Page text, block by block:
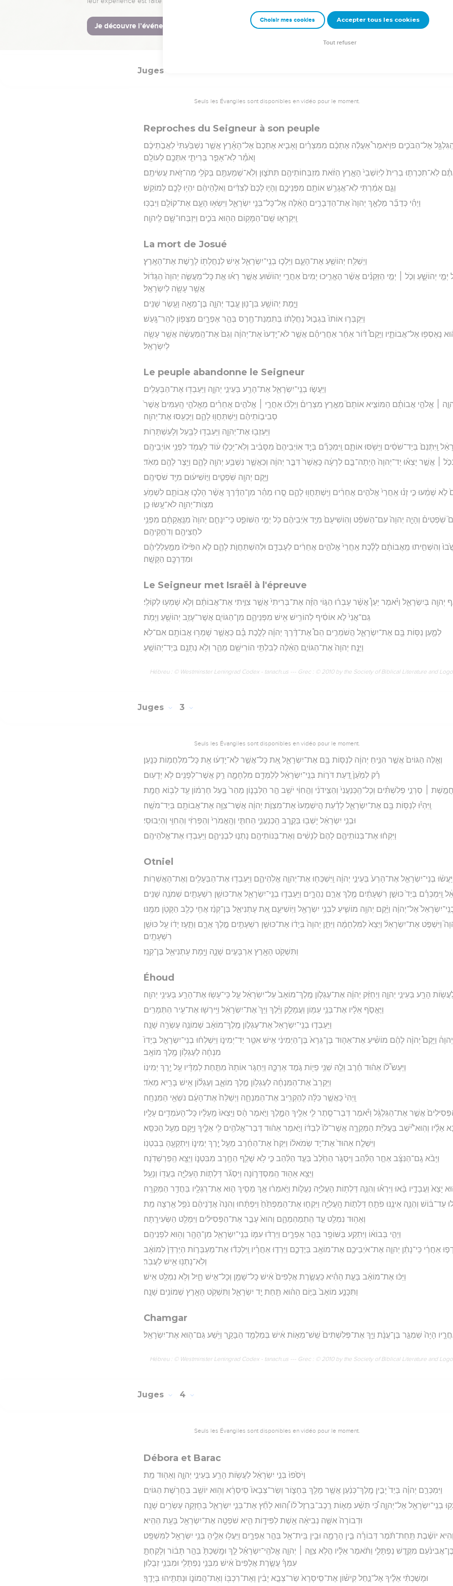
וּגְבוּל֙ הָאֱמֹרִ֔י מִֽמַּעֲלֵ֖ה עַקְרַבִּ֑ים מֵהַסֶּ֖לַע וָמָֽעְלָה׃
Hébreu : © Westminster Leningrad Codex - tanach.us --- Grec : © 2010 by the Society of Biblical Literature and
Juges
Seuls les Évangiles sont disponibles en vidéo pour le moment.
Reproches du Seigneur à son peuple
אֶל־הַבֹּכִ֑ים פוַיֹּאמֶר֩ אַעֲלֶ֨ה אֶתְכֶ֜ם מִמִּצְרַ֗יִם וָאָבִ֤יא אֶתְכֶם֙ אֶל־הָאָ֗רֶץ אֲשֶׁ֤ר נִשְׁבַּ֙עְתִּי֙ לַאֲבֹ֣תֵיכֶ֔ם
וָאֹמַ֕ר לֹֽא־אָפֵ֧ר בְּרִיתִ֛י אִתְּכֶ֖ם לְעוֹלָֽם׃
לֹֽא־תִכְרְת֤וּ בְרִית֙ לְיֽוֹשְׁבֵי֙ הָאָ֣רֶץ הַזֹּ֔את מִזְבְּחוֹתֵיהֶ֖ם תִּתֹּצ֑וּן וְלֹֽא־שְׁמַעְתֶּ֥ם בְּקֹלִ֖י מַה־זֹּ֥את עֲשִׂיתֶֽם׃
וְגַ֣ם אָמַ֔רְתִּי לֹֽא־אֲגָרֵ֥שׁ אוֹתָ֖ם מִפְּנֵיכֶ֑ם וְהָי֤וּ לָכֶם֙ לְצִדִּ֔ים וֵאלֹ֣הֵיהֶ֔ם יִהְי֥וּ לָכֶ֖ם לְמוֹקֵֽשׁ׃
וַיְהִ֗י כְּדַבֵּ֞ר מַלְאַ֤ךְ יְהוָה֙ אֶת־הַדְּבָרִ֣ים הָאֵ֔לֶּה אֶֽל־כָּל־בְּנֵ֖י יִשְׂרָאֵ֑ל וַיִּשְׂא֥וּ הָעָ֛ם אֶת־קוֹלָ֖ם וַיִּבְכּֽוּ׃
וַֽיִּקְרְא֛וּ שֵֽׁם־הַמָּק֥וֹם הַה֖וּא בֹּכִ֑ים וַיִּזְבְּחוּ־שָׁ֖ם לַֽיהוָֽה׃
La mort de Josué
וַיְשַׁלַּ֥ח יְהוֹשֻׁ֖עַ אֶת־הָעָ֑ם וַיֵּלְכ֧וּ בְנֵֽי־יִשְׂרָאֵ֛ל אִ֥ישׁ לְנַחֲלָת֖וֹ לָרֶ֥שֶׁת אֶת־הָאָֽרֶץ׃
יְמֵ֣י יְהוֹשֻׁ֑עַ וְכֹ֣ל ׀ יְמֵ֣י הַזְּקֵנִ֗ים אֲשֶׁ֨ר הֶאֱרִ֤יכוּ יָמִים֙ אַחֲרֵ֣י יְהוֹשׁ֔וּעַ אֲשֶׁ֣ר רָא֗וּ אֵ֣ת כָּל־מַעֲשֵׂ֤ה יְהוָה֙ הַגָּד֔וֹל
אֲשֶׁ֥ר עָשָׂ֖ה לְיִשְׂרָאֵֽל׃
וַיָּ֛מָת יְהוֹשֻׁ֥עַ בִּן־נ֖וּן עֶ֣בֶד יְהוָ֑ה בֶּן־מֵאָ֥ה וָעֶ֖שֶׂר שָׁנִֽים׃
וַיִּקְבְּר֤וּ אוֹתוֹ֙ בִּגְב֣וּל נַחֲלָת֔וֹ בְּתִמְנַת־חֶ֖רֶס בְּהַ֣ר אֶפְרָ֑יִם מִצְּפ֖וֹן לְהַר־גָּֽעַשׁ׃
נֶאֶסְפ֖וּ אֶל־אֲבוֹתָ֑יו וַיָּקָם֩ דּ֨וֹר אַחֵ֜ר אַחֲרֵיהֶ֗ם אֲשֶׁ֤ר לֹא־יָֽדְעוּ֙ אֶת־יְהוָ֔ה וְגַם֙ אֶת־הַֽמַּעֲשֶׂ֔ה אֲשֶׁ֥ר עָשָׂ֖ה
לְיִשְׂרָאֵֽל׃
Le peuple abandonne le Seigneur
וַיַּעֲשׂ֧וּ בְנֵֽי־יִשְׂרָאֵ֛ל אֶת־הָרַ֖ע בְּעֵינֵ֣י יְהוָ֑ה וַיַּעַבְד֖וּ אֶת־הַבְּעָלִֽים׃
׀ אֱלֹהֵ֣י אֲבוֹתָ֗ם הַמּוֹצִ֣יא אוֹתָם֮ מֵאֶ֣רֶץ מִצְרַיִם֒ וַיֵּלְכ֞וּ אַחֲרֵ֣י ׀ אֱלֹהִ֣ים אֲחֵרִ֗ים מֵאֱלֹהֵ֤י הָֽעַמִּים֙ אֲשֶׁר֙
סְבִיב֣וֹתֵיהֶ֔ם וַיִּֽשְׁתַּחֲו֖וּ לָהֶ֑ם וַיַּכְעִ֖סוּ אֶת־יְהוָֽה׃
וַיַּעַזְב֖וּ אֶת־יְהוָ֑ה וַיַּעַבְד֥וּ לַבַּ֖עַל וְלָעַשְׁתָּרֽוֹת׃
וַֽיִּתְּנֵם֙ בְּיַד־שֹׁסִ֔ים וַיָּשֹׁ֖סּוּ אוֹתָ֑ם וַֽיִּמְכְּרֵ֞ם בְּיַ֤ד אֽוֹיְבֵיהֶם֙ מִסָּבִ֔יב וְלֹֽא־יָכְל֣וּ ע֔וֹד לַעֲמֹ֖ד לִפְנֵ֥י אוֹיְבֵיהֶֽם׃
׀ אֲשֶׁ֣ר יָצְא֗וּ יַד־יְהוָה֙ הָיְתָה־בָּ֣ם לְרָעָ֔ה כַּֽאֲשֶׁר֙ דִּבֶּ֣ר יְהוָ֔ה וְכַאֲשֶׁ֛ר נִשְׁבַּ֥ע יְהוָ֖ה לָהֶ֑ם וַיֵּ֥צֶר לָהֶ֖ם מְאֹֽד׃
וַיָּ֥קֶם יְהוָ֖ה שֹֽׁפְטִ֑ים וַיּ֣וֹשִׁיע֔וּם מִיַּ֖ד שֹׁסֵיהֶֽם׃
לֹ֣א שָׁמֵ֔עוּ כִּ֣י זָנ֗וּ אַֽחֲרֵי֙ אֱלֹהִ֣ים אֲחֵרִ֔ים וַיִּֽשְׁתַּחֲו֖וּ לָהֶ֑ם סָ֣רוּ מַהֵ֗ר מִן־הַדֶּ֜רֶךְ אֲשֶׁ֨ר הָלְכ֧וּ אֲבוֹתָ֛ם לִשְׁמֹ֥עַ
מִצְוֺת־יְהוָ֖ה לֹא־עָ֥שׂוּ כֵֽן׃
שֹֽׁפְטִים֒ וְהָיָ֤ה יְהוָה֙ עִם־הַשֹּׁפֵ֔ט וְהֽוֹשִׁיעָם֙ מִיַּ֣ד אֹֽיְבֵיהֶ֔ם כֹּ֖ל יְמֵ֣י הַשּׁוֹפֵ֑ט כִּֽי־יִנָּחֵ֤ם יְהוָה֙ מִנַּֽאֲקָתָ֔ם מִפְּנֵ֥י
לֹחֲצֵיהֶ֖ם וְדֹחֲקֵיהֶֽם׃
וְהִשְׁחִ֣יתוּ מֵֽאֲבוֹתָ֔ם לָלֶ֗כֶת אַֽחֲרֵי֙ אֱלֹהִ֣ים אֲחֵרִ֔ים לְעָבְדָ֖ם וּלְהִשְׁתַּחֲוֺ֣ת לָהֶ֑ם לֹ֤א הִפִּ֙ילוּ֙ מִמַּ֣עַלְלֵיהֶ֔ם
וּמִדַּרְכָּ֖ם הַקָּשָֽׁה׃
Le Seigneur met Israël à l'épreuve
יְהוָ֖ה בְּיִשְׂרָאֵ֑ל וַיֹּ֗אמֶר יַעַן֩ אֲשֶׁ֨ר עָבְר֜וּ הַגּ֣וֹי הַזֶּ֗ה אֶת־בְּרִיתִי֙ אֲשֶׁ֣ר צִוִּ֣יתִי אֶת־אֲבוֹתָ֔ם וְלֹ֥א שָׁמְע֖וּ לְקוֹלִֽי׃
גַּם־אֲנִי֙ לֹ֣א אוֹסִ֔יף לְהוֹרִ֥ישׁ אִ֖ישׁ מִפְּנֵיהֶ֑ם מִן־הַגּוֹיִ֛ם אֲשֶׁר־עָזַ֥ב יְהוֹשֻׁ֖עַ וַיָּמֹֽת׃
לְמַ֛עַן נַסּ֥וֹת בָּ֖ם אֶת־יִשְׂרָאֵ֑ל הֲשֹׁמְרִ֣ים הֵם֩ אֶת־דֶּ֨רֶךְ יְהוָ֜ה לָלֶ֣כֶת בָּ֗ם כַּאֲשֶׁ֛ר שָׁמְר֥וּ אֲבוֹתָ֖ם אִם־לֹֽא׃
וַיַּנַּ֤ח יְהוָה֙ אֶת־הַגּוֹיִ֣ם הָאֵ֔לֶּה לְבִלְתִּ֥י הוֹרִישָׁ֖ם מַהֵ֑ר וְלֹ֥א נְתָנָ֖ם בְּיַד־יְהוֹשֻֽׁעַ׃
Hébreu : © Westminster Leningrad Codex - tanach.us --- Grec : © 2010 by the Society of Biblical Literature and
Juges 3
Seuls les Évangiles sont disponibles en vidéo pour le moment.
וְאֵ֤לֶּה הַגּוֹיִם֙ אֲשֶׁ֣ר הִנִּ֣יחַ יְהוָ֔ה לְנַסּ֥וֹת בָּ֖ם אֶת־יִשְׂרָאֵ֑ל אֵ֚ת כָּל־אֲשֶׁ֣ר לֹֽא־יָדְע֔וּ אֵ֖ת כָּל־מִלְחֲמ֥וֹת כְּנָֽעַן׃
רַ֗ק לְמַ֙עַן֙ דַּ֚עַת דֹּר֣וֹת בְּנֵֽי־יִשְׂרָאֵ֔ל לְלַמְּדָ֖ם מִלְחָמָ֑ה רַ֥ק אֲשֶׁר־לְפָנִ֖ים לֹ֥א יְדָעֽוּם׃
חֲמֵ֣שֶׁת ׀ סַרְנֵ֣י פְלִשְׁתִּ֗ים וְכָל־הַֽכְּנַעֲנִי֙ וְהַצִּ֣ידֹנִ֔י וְהַ֣חִוִּ֔י יֹשֵׁ֖ב הַ֣ר הַלְּבָנ֑וֹן מֵהַר֙ בַּ֣עַל חֶרְמ֔וֹן עַ֖ד לְב֥וֹא חֲמָֽת׃
וַֽיִּהְי֕וּ לְנַסּ֥וֹת בָּ֖ם אֶת־יִשְׂרָאֵ֑ל לָדַ֗עַת הֲיִשְׁמְעוּ֙ אֶת־מִצְוֺ֣ת יְהוָ֔ה אֲשֶׁר־צִוָּ֥ה אֶת־אֲבוֹתָ֖ם בְּיַד־מֹשֶֽׁה׃
וּבְנֵ֣י יִשְׂרָאֵ֔ל יָשְׁב֖וּ בְּקֶ֣רֶב הַֽכְּנַעֲנִ֑י הַחִתִּ֤י וְהָֽאֱמֹרִי֙ וְהַפְּרִזִּ֔י וְהַחִוִּ֖י וְהַיְבוּסִֽי׃
וַיִּקְח֨וּ אֶת־בְּנוֹתֵיהֶ֤ם לָהֶם֙ לְנָשִׁ֔ים וְאֶת־בְּנוֹתֵיהֶ֖ם נָתְנ֣וּ לִבְנֵיהֶ֑ם וַיַּעַבְד֖וּ אֶת־אֱלֹהֵיהֶֽם׃
Otniel
בְנֵי־יִשְׂרָאֵ֤ל אֶת־הָרַע֙ בְּעֵינֵ֣י יְהוָ֔ה וַֽיִּשְׁכְּח֖וּ אֶת־יְהוָ֣ה אֱלֹֽהֵיהֶ֑ם וַיַּעַבְד֥וּ אֶת־הַבְּעָלִ֖ים וְאֶת־הָאֲשֵׁרֽוֹת׃
וַֽיִּמְכְּרֵ֗ם בְּיַד֙ כּוּשַׁ֣ן רִשְׁעָתַ֔יִם מֶ֖לֶךְ אֲרַ֣ם נַהֲרָ֑יִם וַיַּעַבְד֧וּ בְנֵֽי־יִשְׂרָאֵ֛ל אֶת־כּוּשַׁ֥ן רִשְׁעָתַ֖יִם שְׁמֹנֶ֥ה שָׁנִֽים׃
בְנֵֽי־יִשְׂרָאֵל֙ אֶל־יְהוָ֔ה וַיָּ֨קֶם יְהוָ֥ה מוֹשִׁ֛יעַ לִבְנֵ֥י יִשְׂרָאֵ֖ל וַיּֽוֹשִׁיעֵ֑ם אֵ֚ת עָתְנִיאֵ֣ל בֶּן־קְנַ֔ז אֲחִ֥י כָלֵ֖ב הַקָּטֹ֥ן מִמֶּֽנּוּ׃
וַיִּשְׁפֹּ֣ט אֶת־יִשְׂרָאֵל֒ וַיֵּצֵא֙ לַמִּלְחָמָ֔ה וַיִּתֵּ֤ן יְהוָה֙ בְּיָד֔וֹ אֶת־כּוּשַׁ֥ן רִשְׁעָתַ֖יִם מֶ֣לֶךְ אֲרָ֑ם וַתָּ֣עָז יָד֔וֹ עַ֖ל כּוּשַׁ֥ן
רִשְׁעָתָֽיִם׃
וַתִּשְׁקֹ֥ט הָאָ֖רֶץ אַרְבָּעִ֣ים שָׁנָ֑ה וַיָּ֖מָת עָתְנִיאֵ֥ל בֶּן־קְנַֽז׃
Éhoud
הָרַ֖ע בְּעֵינֵ֣י יְהוָ֑ה וַיְחַזֵּ֨ק יְהוָ֜ה אֶת־עֶגְל֤וֹן מֶֽלֶךְ־מוֹאָב֙ עַל־יִשְׂרָאֵ֔ל עַ֛ל כִּֽי־עָשׂ֥וּ אֶת־הָרַ֖ע בְּעֵינֵ֥י יְהוָֽה׃
וַיֶּאֱסֹ֣ף אֵלָ֔יו אֶת־בְּנֵ֥י עַמּ֖וֹן וַעֲמָלֵ֑ק וַיֵּ֗לֶךְ וַיַּךְ֙ אֶת־יִשְׂרָאֵ֔ל וַיִּֽירְשׁ֖וּ אֶת־עִ֥יר הַתְּמָרִֽים׃
וַיַּעַבְד֤וּ בְנֵֽי־יִשְׂרָאֵל֙ אֶת־עֶגְל֣וֹן מֶֽלֶךְ־מוֹאָ֔ב שְׁמוֹנֶ֥ה עֶשְׂרֵ֖ה שָׁנָֽה׃
וַיָּקֶם֩ יְהוָ֨ה לָהֶ֜ם מוֹשִׁ֗יעַ אֶת־אֵה֤וּד בֶּן־גֵּרָא֙ בֶּן־הַיְמִינִ֔י אִ֥ישׁ אִטֵּ֖ר יַד־יְמִינ֑וֹ וַיִּשְׁלְח֨וּ בְנֵי־יִשְׂרָאֵ֤ל בְּיָדוֹ֙
מִנְחָ֔ה לְעֶגְל֖וֹן מֶ֥לֶךְ מוֹאָֽב׃
וַיַּעַשׂ֩ ל֨וֹ אֵה֜וּד חֶ֗רֶב וְלָ֛הּ שְׁנֵ֥י פֵי֖וֹת גֹּ֣מֶד אָרְכָּ֑הּ וַיַּחְגֹּ֤ר אוֹתָהּ֙ מִתַּ֣חַת לְמַדָּ֔יו עַ֖ל יֶ֥רֶךְ יְמִינֽוֹ׃
וַיַּקְרֵב֙ אֶת־הַמִּנְחָ֔ה לְעֶגְל֖וֹן מֶ֣לֶךְ מוֹאָ֑ב וְעֶגְל֕וֹן אִ֥ישׁ בָּרִ֖יא מְאֹֽד׃
וַֽיְהִי֙ כַּאֲשֶׁ֣ר כִּלָּ֔ה לְהַקְרִ֖יב אֶת־הַמִּנְחָ֑ה וַיְשַׁלַּח֙ אֶת־הָעָ֔ם נֹשְׂאֵ֖י הַמִּנְחָֽה׃
אֲשֶׁ֣ר אֶת־הַגִּלְגָּ֔ל וַיֹּ֕אמֶר דְּבַר־סֵ֥תֶר לִ֛י אֵלֶ֖יךָ הַמֶּ֑לֶךְ וַיֹּ֣אמֶר הָ֔ס וַיֵּֽצְאוּ֙ מֵֽעָלָ֔יו כָּל־הָעֹמְדִ֖ים עָלָֽיו׃
אֵלָ֗יו וְהֽוּא־יֹ֠שֵׁב בַּעֲלִיַּ֨ת הַמְּקֵרָ֤ה אֲשֶׁר־לוֹ֙ לְבַדּ֔וֹ וַיֹּ֣אמֶר אֵה֔וּד דְּבַר־אֱלֹהִ֥ים לִ֖י אֵלֶ֑יךָ וַיָּ֖קָם מֵעַ֥ל הַכִּסֵּֽא׃
וַיִּשְׁלַ֤ח אֵהוּד֙ אֶת־יַ֣ד שְׂמֹאל֔וֹ וַיִּקַּח֙ אֶת־הַחֶ֔רֶב מֵעַ֖ל יֶ֣רֶךְ יְמִינ֑וֹ וַיִּתְקָעֶ֖הָ בְּבִטְנֽוֹ׃
וַיָּבֹ֨א גַֽם־הַנִּצָּ֜ב אַחַ֣ר הַלַּ֗הַב וַיִּסְגֹּ֤ר הַחֵ֙לֶב֙ בְּעַ֣ד הַלַּ֔הַב כִּ֣י לֹ֥א שָׁלַ֛ף הַחֶ֖רֶב מִבִּטְנ֑וֹ וַיֵּצֵ֖א הַֽפַּרְשְׁדֹֽנָה׃
וַיֵּצֵ֥א אֵה֖וּד הַֽמִּסְדְּר֑וֹנָה וַיִּסְגֹּ֞ר דַּלְת֧וֹת הָעַלִיָּ֛ה בַּעֲד֖וֹ וְנָעָֽל׃
יָצָא֙ וַעֲבָדָ֣יו בָּ֔אוּ וַיִּרְא֕וּ וְהִנֵּ֛ה דַּלְת֥וֹת הָעֲלִיָּ֖ה נְעֻל֑וֹת וַיֹּ֣אמְר֔וּ אַ֣ךְ מֵסִ֥יךְ ה֛וּא אֶת־רַגְלָ֖יו בַּחֲדַ֥ר הַמְּקֵרָֽה׃
עַד־בּ֔וֹשׁ וְהְנֵּ֛ה אֵינֶ֥נּוּ פֹתֵ֖חַ דַּלְת֣וֹת הָֽעֲלִיָּ֑ה וַיִּקְח֤וּ אֶת־הַמַּפְתֵּ֙חַ֙ וַיִּפְתָּ֔חוּ וְהִנֵּה֙ אֲדֹ֣נֵיהֶ֔ם נֹפֵ֥ל אַ֖רְצָה מֵֽת׃
וְאֵה֥וּד נִמְלַ֖ט עַ֣ד הִֽתְמַהְמְהָ֑ם וְהוּא֙ עָבַ֣ר אֶת־הַפְּסִילִ֔ים וַיִּמָּלֵ֖ט הַשְּׂעִירָֽתָה׃
וַיְהִ֣י בְּבוֹא֔וֹ וַיִּתְקַ֥ע בַּשּׁוֹפָ֖ר בְּהַ֣ר אֶפְרָ֑יִם וַיֵּרְד֨וּ עִמּ֧וֹ בְנֵֽי־יִשְׂרָאֵ֛ל מִן־הָהָ֖ר וְה֥וּא לִפְנֵיהֶֽם׃
אַחֲרַ֔י כִּֽי־נָתַ֨ן יְהוָ֧ה אֶת־אֹיְבֵיכֶ֛ם אֶת־מוֹאָ֖ב בְּיֶדְכֶ֑ם וַיֵּרְד֣וּ אַחֲרָ֗יו וַֽיִּלְכְּד֞וּ אֶת־מַעְבְּר֤וֹת הַיַּרְדֵּן֙ לְמוֹאָ֔ב
וְלֹֽא־נָתְנ֥וּ אִ֖ישׁ לַעֲבֹֽר׃
וַיַּכּ֨וּ אֶת־מוֹאָ֜ב בָּעֵ֣ת הַהִ֗יא כַּעֲשֶׂ֤רֶת אֲלָפִים֙ אִ֔ישׁ כָּל־שָׁמֵ֖ן וְכָל־אִ֣ישׁ חָ֑יִל וְלֹ֥א נִמְלַ֖ט אִֽישׁ׃
וַתִּכָּנַ֤ע מוֹאָב֙ בַּיּ֣וֹם הַה֔וּא תַּ֖חַת יַ֣ד יִשְׂרָאֵ֑ל וַתִּשְׁקֹ֥ט הָאָ֖רֶץ שְׁמוֹנִ֥ים שָׁנָֽה׃
Chamgar
הָיָה֙ שַׁמְגַּ֣ר בֶּן־עֲנָ֔ת וַיַּ֤ךְ אֶת־פְּלִשְׁתִּים֙ שֵֽׁשׁ־מֵא֣וֹת אִ֔ישׁ בְּמַלְמַ֖ד הַבָּקָ֑ר וַיֹּ֥שַׁע גַּם־ה֖וּא אֶת־יִשְׂרָאֵֽל׃
Hébreu : © Westminster Leningrad Codex - tanach.us --- Grec : © 2010 by the Society of Biblical Literature and
Juges 4
Seuls les Évangiles sont disponibles en vidéo pour le moment.
Débora et Barac
וַיֹּסִ֙פוּ֙ בְּנֵ֣י יִשְׂרָאֵ֔ל לַעֲשׂ֥וֹת הָרַ֖ע בְּעֵינֵ֣י יְהוָ֑ה וְאֵה֖וּד מֵֽת׃
וַיִּמְכְּרֵ֣ם יְהוָ֗ה בְּיַד֙ יָבִ֣ין מֶֽלֶךְ־כְּנַ֔עַן אֲשֶׁ֥ר מָלַ֖ךְ בְּחָצ֑וֹר וְשַׂר־צְבָאוֹ֙ סִֽיסְרָ֔א וְה֥וּא יוֹשֵׁ֖ב בַּחֲרֹ֥שֶׁת הַגּוֹיִֽם׃
בְנֵֽי־יִשְׂרָאֵ֖ל אֶל־יְהוָ֑ה כִּ֠י תְּשַׁ֨ע מֵא֤וֹת רֶֽכֶב־בַּרְזֶל֙ ל֔וֹ וְ֠הוּא לָחַ֞ץ אֶת־בְּנֵ֧י יִשְׂרָאֵ֛ל בְּחָזְקָ֖ה עֶשְׂרִ֥ים שָׁנָֽה׃
וּדְבוֹרָה֙ אִשָּׁ֣ה נְבִיאָ֔ה אֵ֖שֶׁת לַפִּיד֑וֹת הִ֛יא שֹׁפְטָ֥ה אֶת־יִשְׂרָאֵ֖ל בָּעֵ֥ת הַהִֽיא׃
יוֹשֶׁ֨בֶת תַּֽחַת־תֹּ֜מֶר דְּבוֹרָ֗ה בֵּ֧ין הָרָמָ֛ה וּבֵ֥ין בֵּֽית־אֵ֖ל בְּהַ֣ר אֶפְרָ֑יִם וַיַּעֲל֥וּ אֵלֶ֛יהָ בְּנֵ֥י יִשְׂרָאֵ֖ל לַמִּשְׁפָּֽט׃
מִקֶּ֖דֶשׁ נַפְתָּלִ֑י וַתֹּ֨אמֶר אֵלָ֜יו הֲלֹ֥א צִוָּ֣ה ׀ יְהוָ֣ה אֱלֹהֵֽי־יִשְׂרָאֵ֗ל לֵ֤ךְ וּמָֽשַׁכְתָּ֙ בְּהַ֣ר תָּב֔וֹר וְלָקַחְתָּ֣
עִמְּךָ֗ עֲשֶׂ֤רֶת אֲלָפִים֙ אִ֔ישׁ מִבְּנֵ֥י נַפְתָּלִ֖י וּמִבְּנֵ֥י זְבֻלֽוּן׃
וּמָשַׁכְתִּ֨י אֵלֶ֜יךָ אֶל־נַ֣חַל קִישׁ֗וֹן אֶת־סִֽיסְרָא֙ שַׂר־צְבָ֣א יָבִ֔ין וְאֶת־רִכְבּ֖וֹ וְאֶת־הֲמוֹנ֑וֹ וּנְתַתִּ֖יהוּ בְּיָדֶֽךָ׃
Choisir mes cookies Accepter tous les cookies
Tout refuser